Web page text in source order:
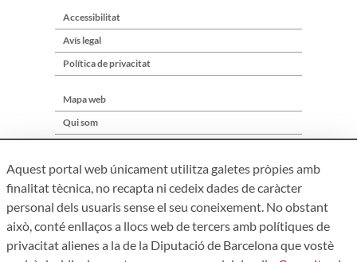
Accessibilitat
Avís legal
Política de privacitat
Mapa web
Qui som
Aquest portal web únicament utilitza galetes pròpies amb
finalitat tècnica, no recapta ni cedeix dades de caràcter
personal dels usuaris sense el seu coneixement. No obstant
això, conté enllaços a llocs web de tercers amb polítiques de
privacitat alienes a la de la Diputació de Barcelona que vostè